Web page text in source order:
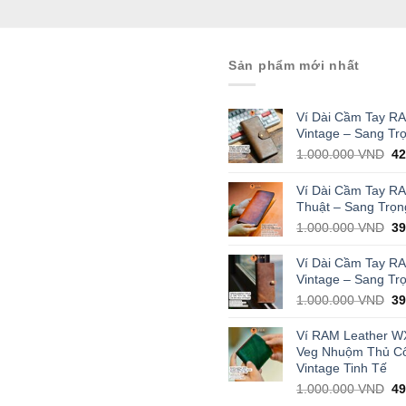
Sản phẩm mới nhất
Ví Dài Cầm Tay
Vintage – Sang
1.000.000VND
Ví Dài Cầm Tay
Thuật – Sang
1.000.000VND
Ví Dài Cầm Tay
Vintage – Sang
1.000.000VND
Ví RAM Leather
Veg Nhuộm Thủ
Vintage Tinh Tế
1.000.000VND